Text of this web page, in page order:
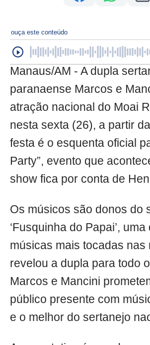
ouça este conteúdo
Manaus/AM - A dupla
paranaense Marcos e
atração nacional do Moai
nesta sexta (26), a partir
festa é o esquenta oficial
Party”, evento que
show fica por conta de
Os músicos são donos do
‘Fusquinha do Papai’, uma
músicas mais tocadas nas
revelou a dupla para todo
Marcos e Mancini
público presente com
e o melhor do sertanejo